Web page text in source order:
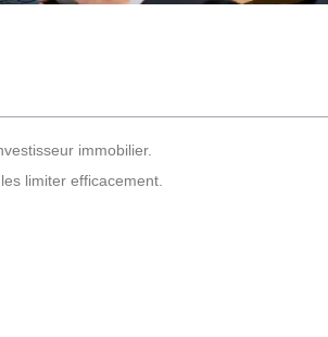
immobilier.
limiter efficacement.